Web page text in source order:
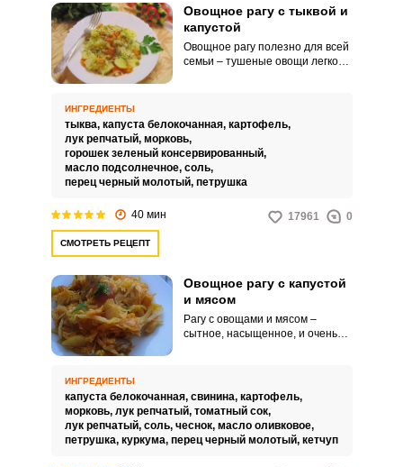
Овощное рагу с тыквой и
капустой
Овощное рагу полезно для всей
семьи – тушеные овощи легко
менять и замещать другими
овощами, каждый раз получая
новый вариант вкуса.
ИНГРЕДИЕНТЫ
тыква, капуста белокочанная, картофель,
лук репчатый, морковь,
горошек зеленый консервированный,
масло подсолнечное, соль,
перец черный молотый, петрушка
40 мин 17961 0
СМОТРЕТЬ РЕЦЕПТ
Овощное рагу с капустой
и мясом
Рагу с овощами и мясом –
сытное, насыщенное, и очень
ИНГРЕДИЕНТЫ
капуста белокочанная, свинина, картофель,
морковь, лук репчатый, томатный сок,
лук репчатый, соль, чеснок, масло оливковое,
петрушка, куркума, перец черный молотый, кетчуп